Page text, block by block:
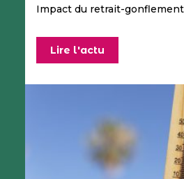
Impact du retrait-gonflement
Lire l'actu